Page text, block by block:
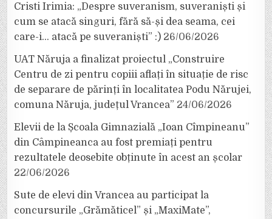
Cristi Irimia: „Despre suveranism, suveraniști și
cum se atacă singuri, fără să-și dea seama, cei
care-i… atacă pe suveraniști” :) 26/06/2026
UAT Năruja a finalizat proiectul „Construire
Centru de zi pentru copiii aflați în situație de risc
de separare de părinți în localitatea Podu Nărujei,
comuna Năruja, județul Vrancea” 24/06/2026
Elevii de la Școala Gimnazială „Ioan Cîmpineanu”
din Câmpineanca au fost premiați pentru
rezultatele deosebite obținute în acest an școlar
22/06/2026
Sute de elevi din Vrancea au participat la
concursurile „Grămăticel” și „MaxiMate”,